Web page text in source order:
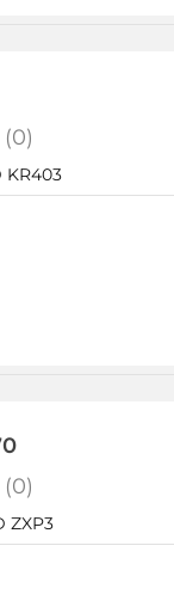
(0)
KR403
(0)
ZXP3